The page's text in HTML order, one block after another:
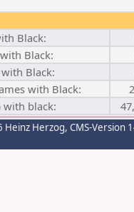
Black:
Black:
with Black:
with Black:
with black:
Heinz Herzog, CMS-Version